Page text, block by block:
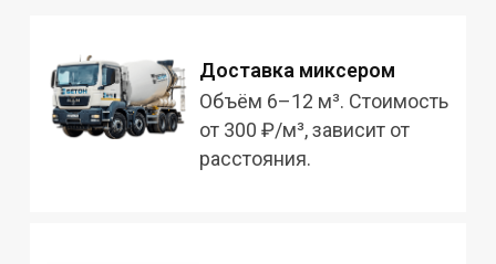
Доставка миксером
Объём 6–12 м³. Стоимость
от 300 ₽/м³, зависит от
расстояния.